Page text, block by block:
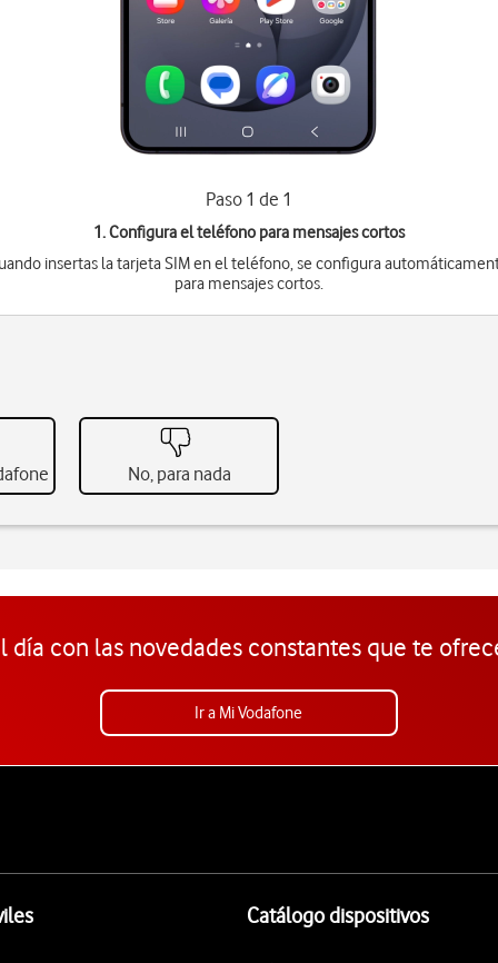
Paso 1 de 1
1. Configura el teléfono para mensajes cortos
insertas la tarjeta SIM en el teléfono, se configura
para mensajes cortos.
No, para nada
día con las novedades constantes que te
Ir a Mi Vodafone
Catálogo dispositivos